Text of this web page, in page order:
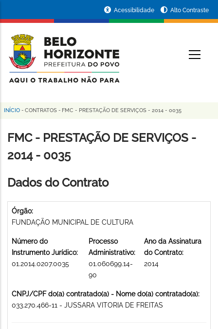
conteúdo
principal
da
Prefeitura
de
Horizonte
Acessibilidade Alto Contraste
Trilha
de
navegação
INÍCIO - CONTRATOS - FMC - PRESTAÇÃO DE SERVIÇOS - 2014 - 0035
FMC - PRESTAÇÃO DE SERVIÇOS -
2014 - 0035
Dados do Contrato
Órgão:
FUNDAÇÃO MUNICIPAL DE CULTURA
Número do
Instrumento Jurídico:
01.2014.0207.0035
Processo
Administrativo:
01.060699.14-
90
Ano da Assinatura
do Contrato:
2014
CNPJ/CPF do(a) contratado(a) - Nome do(a) contratado(a):
033.270.466-11 - JUSSARA VITORIA DE FREITAS